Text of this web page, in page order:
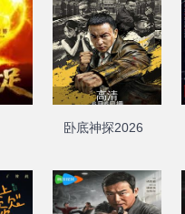
高清
卧底神探2026